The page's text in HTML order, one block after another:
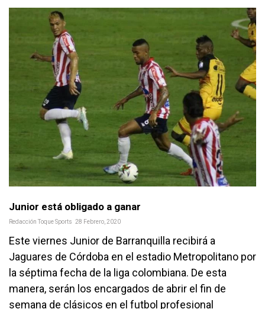
Junior está obligado a ganar
Redacción Toque Sports 28 Febrero, 2020
Este viernes Junior de Barranquilla recibirá a
Jaguares de Córdoba en el estadio Metropolitano por
la séptima fecha de la liga colombiana. De esta
manera, serán los encargados de abrir el fin de
semana de clásicos en el futbol profesional